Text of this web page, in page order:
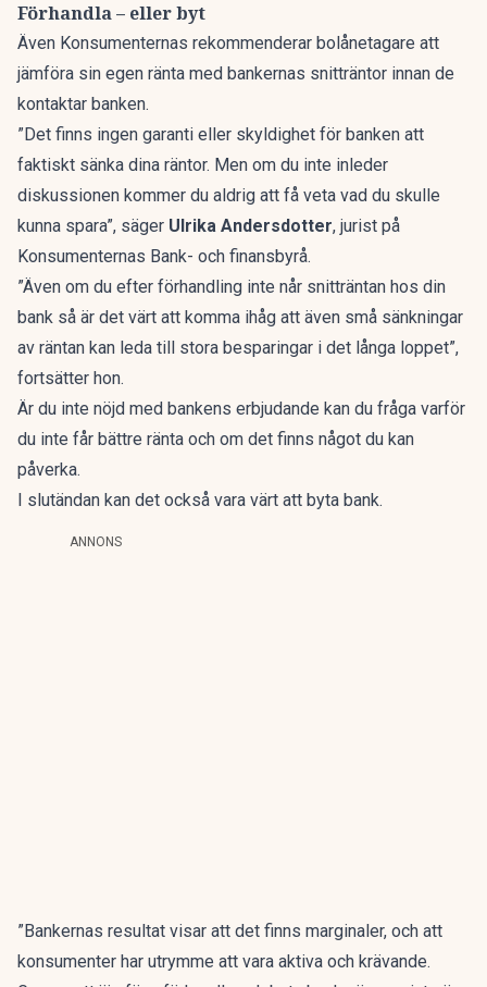
Förhandla – eller byt
Även Konsumenternas rekommenderar bolånetagare att
jämföra sin egen ränta med bankernas snitträntor innan de
kontaktar banken.
”Det finns ingen garanti eller skyldighet för banken att
faktiskt sänka dina räntor. Men om du inte inleder
diskussionen kommer du aldrig att få veta vad du skulle
kunna spara”, säger Ulrika Andersdotter, jurist på
Konsumenternas Bank- och finansbyrå.
”Även om du efter förhandling inte når snitträntan hos din
bank så är det värt att komma ihåg att även små sänkningar
av räntan kan leda till stora besparingar i det långa loppet”,
fortsätter hon.
Är du inte nöjd med bankens erbjudande kan du fråga varför
du inte får bättre ränta och om det finns något du kan
påverka.
I slutändan kan det också vara värt att byta bank.
ANNONS
”Bankernas resultat visar att det finns marginaler, och att
konsumenter har utrymme att vara aktiva och krävande.